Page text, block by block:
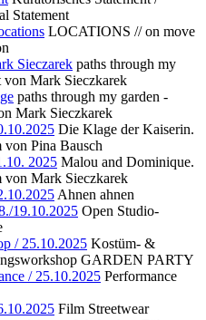
Statement
LOCATIONS // on move
Sieczarek paths through my
von Mark Sieczkarek
paths through my garden -
Mark Sieczkarek
Die Klage der Kaiserin.
Pina Bausch
2025 Malou and Dominique.
von Mark Sieczkarek
Ahnen ahnen
19.10.2025 Open Studio-
/ 25.10.2025 Kostüm- &
GARDEN PARTY
/ 25.10.2025 Performance
Film Streetwear